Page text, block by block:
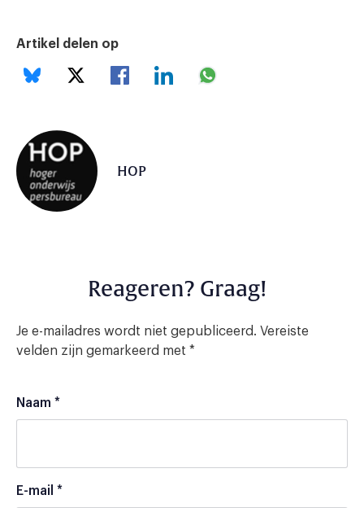
Artikel delen op
HOP
Reageren? Graag!
Je e-mailadres wordt niet gepubliceerd. Vereiste
velden zijn gemarkeerd met *
Naam *
E-mail *